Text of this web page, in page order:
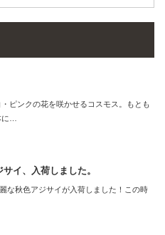
ピンクの花を咲かせるコスモス。もとも
に…
イ、入荷しました。
な秋色アジサイが入荷しました！この時